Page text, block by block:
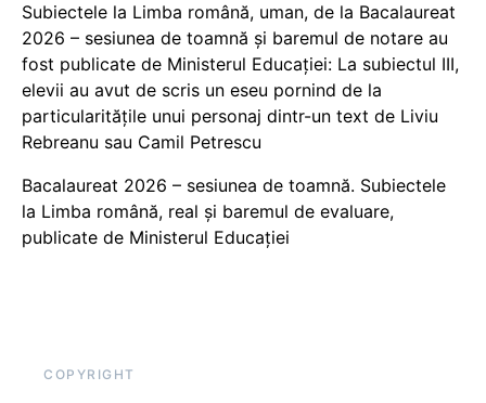
Subiectele la Limba română, uman, de la Bacalaureat
2026 – sesiunea de toamnă și baremul de notare au
fost publicate de Ministerul Educației: La subiectul III,
elevii au avut de scris un eseu pornind de la
particularitățile unui personaj dintr-un text de Liviu
Rebreanu sau Camil Petrescu
Bacalaureat 2026 – sesiunea de toamnă. Subiectele
la Limba română, real și baremul de evaluare,
publicate de Ministerul Educației
COPYRIGHT